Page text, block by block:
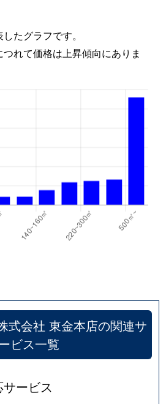
たグラフです。
れて価格は上昇傾向にありま
式会社 東金本店の関連サ
ビス一覧
ービス